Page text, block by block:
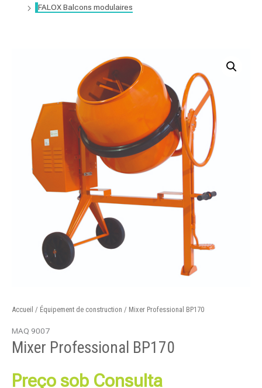
FALOX Balcons modulaires
Accueil / Équipement de construction / Mixer Professional BP170
MAQ 9007
Mixer Professional BP170
Preço sob Consulta